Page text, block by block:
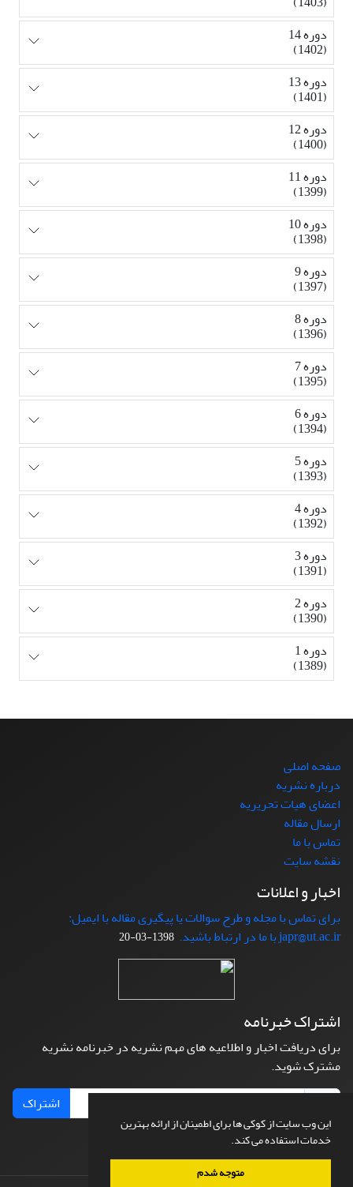
این وب سایت از کوکی ها برای اطمینان از ارائه بهترین
خدمات استفاده می کند.
متوجه شدم
دوره 14
(1402)
دوره 13
(1401)
دوره 12
(1400)
دوره 11
(1399)
دوره 10
(1398)
دوره 9
(1397)
دوره 8
(1396)
دوره 7
(1395)
دوره 6
(1394)
دوره 5
(1393)
دوره 4
(1392)
دوره 3
(1391)
دوره 2
(1390)
دوره 1
(1389)
صفحه اصلی
درباره نشریه
اعضای هیات تحریریه
ارسال مقاله
تماس با ما
نقشه سایت
اخبار و اعلانات
برای تماس با مجله و طرح سوالات یا پیگیری مقاله با ایمیل:
japr@ut.ac.ir با ما در ارتباط باشید.
1398-03-20
اشتراک خبرنامه
برای دریافت اخبار و اطلاعیه های مهم نشریه در خبرنامه نشریه
مشترک شوید.
اشتراک